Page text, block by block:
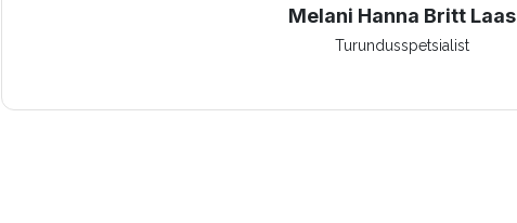
Melani Hanna Britt Laas
Turundusspetsialist